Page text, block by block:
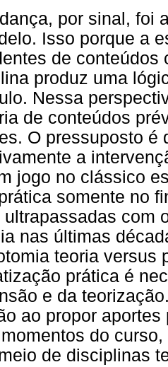
por sinal, foi
Isso porque a
de
produz uma
Nessa
de conteúdos
O pressuposto é
a
jogo no clássico
somente no
ultrapassadas com
nas últimas
teoria versus
prática é
e da
ao propor
do
de disciplinas